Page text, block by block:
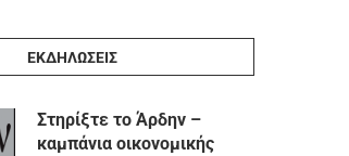
ΕΚΔΗΛΩΣΕΙΣ
Στηρίξτε το Άρδην –
καμπάνια οικονομικής